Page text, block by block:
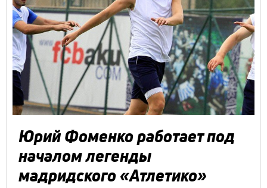
Юрий Фоменко работает под
началом легенды
мадридского «Атлетико»